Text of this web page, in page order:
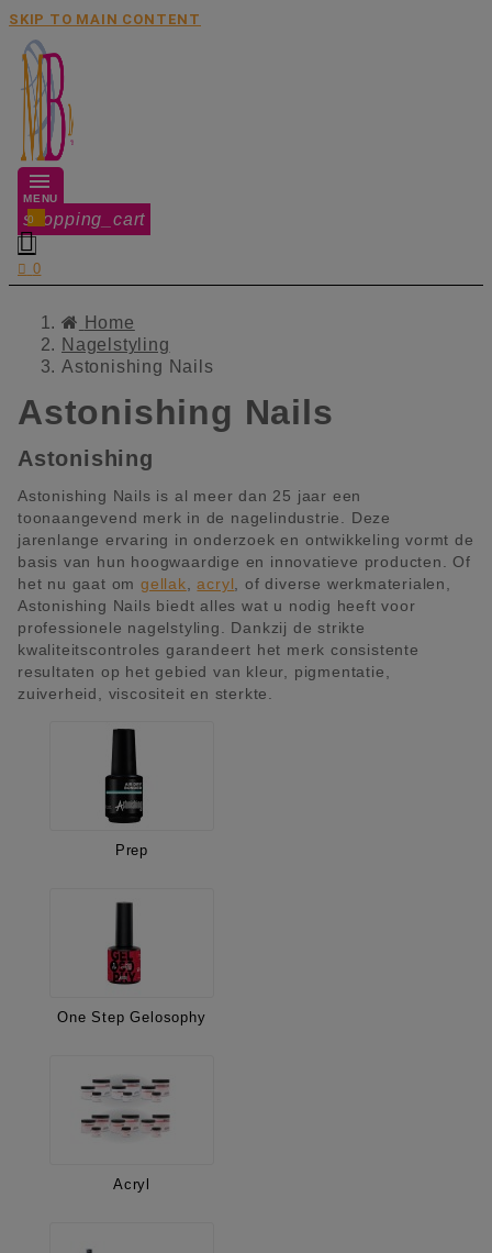
SKIP TO MAIN CONTENT
MENU
shopping_cart
0

 0
Home
Nagelstyling
Astonishing Nails
Astonishing Nails
Astonishing
Astonishing Nails is al meer dan 25 jaar een
toonaangevend merk in de nagelindustrie. Deze
jarenlange ervaring in onderzoek en ontwikkeling vormt de
basis van hun hoogwaardige en innovatieve producten. Of
het nu gaat omgellak,acryl, of diverse werkmaterialen,
Astonishing Nails biedt alles wat u nodig heeft voor
professionele nagelstyling. Dankzij de strikte
kwaliteitscontroles garandeert het merk consistente
resultaten op het gebied van kleur, pigmentatie,
zuiverheid, viscositeit en sterkte.
Prep
One Step Gelosophy
Acryl